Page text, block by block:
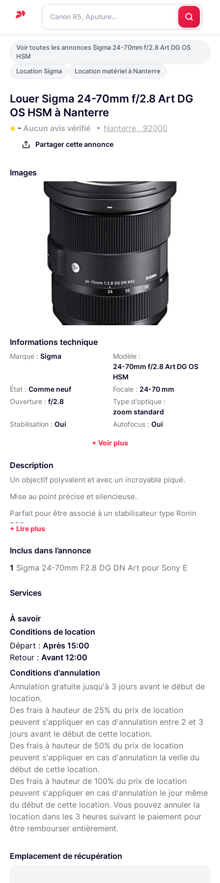
Accueil
Support
Blog
Nous
contacter
Voir toutes les annonces Sigma 24-70mm f/2.8 Art DG OS
HSM
Location Sigma
Location matériel à Nanterre
Louer Sigma 24-70mm f/2.8 Art DG
OS HSM à Nanterre
- Aucun avis vérifié Nanterre , 92000
Partager cette annonce
Images
Informations technique
Marque : Sigma
Modèle :
24-70mm f/2.8 Art DG OS
HSM
État : Comme neuf Focale : 24-70 mm
Ouverture : f/2.8
Type d'optique :
zoom standard
Stabilisation : Oui Autofocus : Oui
+ Voir plus
Description
Un objectif polyvalent et avec un incroyable piqué.
Mise au point précise et silencieuse.
Parfait pour être associé à un stabilisateur type Ronin
RS3
(natif Sony) :
Sony FE 85mm f1.8 G :
Sigma FE 24-70mm F2.8 DG DN | Art :
Inclus dans l’annonce
1 Sigma 24-70mm F2.8 DG DN Art pour Sony E
Services
À savoir
Conditions de location
Départ : Après 15:00
Retour : Avant 12:00
Conditions d'annulation
Annulation gratuite jusqu'à 3 jours avant le début de
location.
Des frais à hauteur de 25% du prix de location
peuvent s'appliquer en cas d'annulation entre 2 et 3
jours avant le début de cette location.
Des frais à hauteur de 50% du prix de location
peuvent s'appliquer en cas d'annulation la veille du
début de cette location.
Des frais à hauteur de 100% du prix de location
peuvent s'appliquer en cas d'annulation le jour même
du début de cette location. Vous pouvez annuler la
location dans les 3 heures suivant le paiement pour
être rembourser entièrement.
Emplacement de récupération